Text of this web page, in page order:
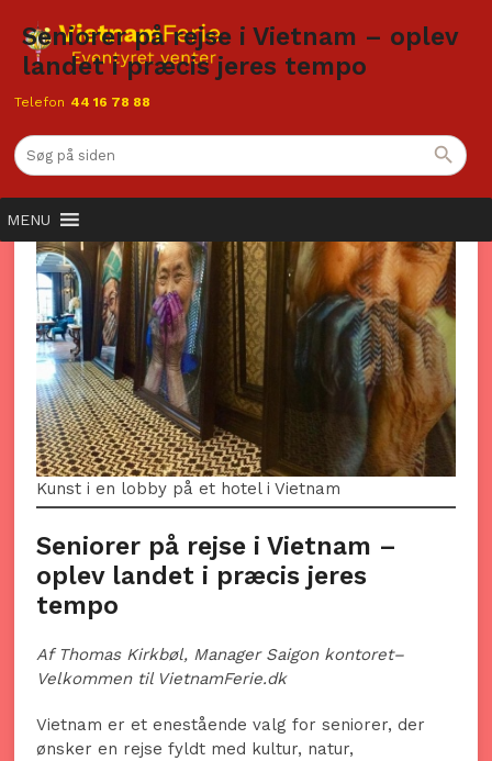
Telefon 44 16 78 88
MENU
Seniorer på rejse i Vietnam – oplev
landet i præcis jeres tempo
Kunst i en lobby på et hotel i Vietnam
Seniorer på rejse i Vietnam –
oplev landet i præcis jeres
tempo
AfThomas Kirkbøl, Manager Saigon kontoret–
Velkommen til VietnamFerie.dk
Vietnam er et enestående valg for seniorer, der
ønsker en rejse fyldt med kultur, natur,